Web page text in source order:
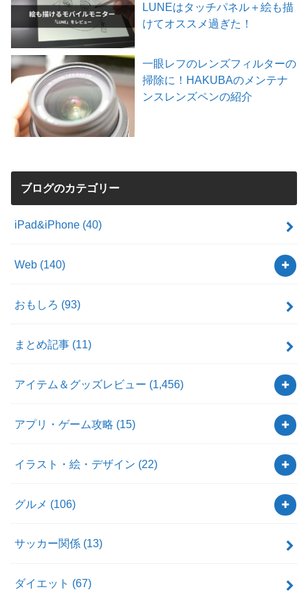
LUNEはタッチパネル＋絵も描
けてオススメ過ぎた！
一眼レフのレンズフィルターの
掃除に！HAKUBAのメンテナ
ンスレンズペンの紹介
ブログのカテゴリー
iPad&iPhone (40)
Web (140)
おもしろ (93)
まとめ記事 (11)
アイテム＆グッズレビュー (1,456)
アプリ・ゲーム攻略 (15)
イラスト・絵・デザイン (22)
グルメ (106)
サッカー関係 (13)
ダイエット (67)